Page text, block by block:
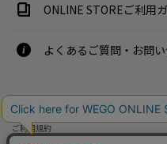
ONLINE STOREご利用
よくあるご質問・お問
特定商取引法・古物営業法に基づく表示案
ご利用規約